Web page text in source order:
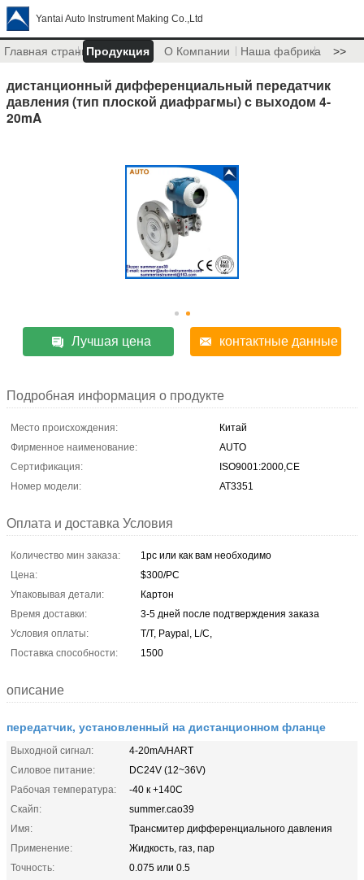
Yantai Auto Instrument Making Co.,Ltd
Главная страницаПродукция О Компании Наша фабрика >>
дистанционный дифференциальный передатчик
давления (тип плоской диафрагмы) с выходом 4-
20mA
Лучшая цена контактные данные
Подробная информация о продукте
Место происхождения:
Китай
Фирменное наименование:
AUTO
Сертификация:
ISO9001:2000,CE
Номер модели:
AT3351
Оплата и доставка Условия
Количество мин заказа:
1pc или как вам необходимо
Цена:
$300/PC
Упаковывая детали:
Картон
Время доставки:
3-5 дней после подтверждения заказа
Условия оплаты:
T/T, Paypal, L/C,
Поставка способности:
1500
описание
передатчик, установленный на дистанционном фланце
Выходной сигнал:
4-20mA/HART
Силовое питание:
DC24V (12~36V)
Рабочая температура:
-40 к +140C
Скайп:
summer.cao39
Имя:
Трансмитер дифференциального давления
Применение:
Жидкость, газ, пар
Точность:
0.075 или 0.5